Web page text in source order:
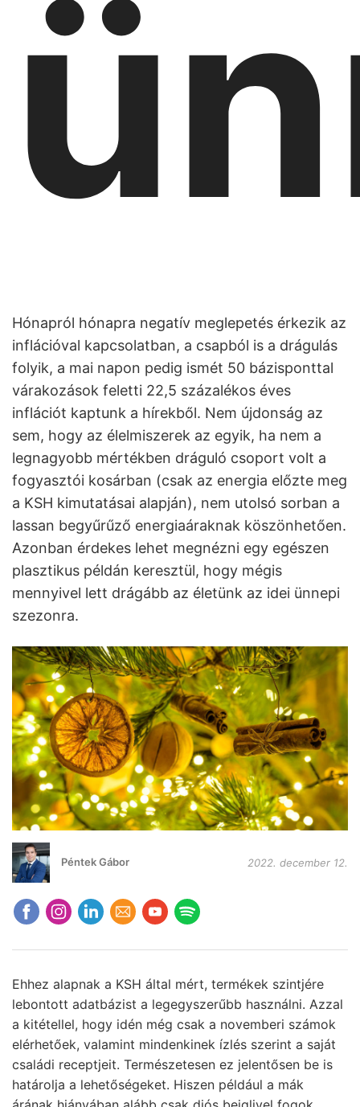
Hónapról hónapra negatív meglepetés érkezik az
inflációval kapcsolatban, a csapból is a drágulás
folyik, a mai napon pedig ismét 50 bázisponttal
várakozások feletti 22,5 százalékos éves
inflációt kaptunk a hírekből. Nem újdonság az
sem, hogy az élelmiszerek az egyik, ha nem a
legnagyobb mértékben dráguló csoport volt a
fogyasztói kosárban (csak az energia előzte meg
a KSH kimutatásai alapján), nem utolsó sorban a
lassan begyűrűző energiaáraknak köszönhetően.
Azonban érdekes lehet megnézni egy egészen
plasztikus példán keresztül, hogy mégis
mennyivel lett drágább az életünk az idei ünnepi
szezonra.
Péntek Gábor 2022. december 12.
Ehhez alapnak a KSH által mért, termékek szintjére
lebontott adatbázist a legegyszerűbb használni. Azzal
a kitétellel, hogy idén még csak a novemberi számok
elérhetőek, valamint mindenkinek ízlés szerint a saját
családi receptjeit. Természetesen ez jelentősen be is
határolja a lehetőségeket. Hiszen például a mák